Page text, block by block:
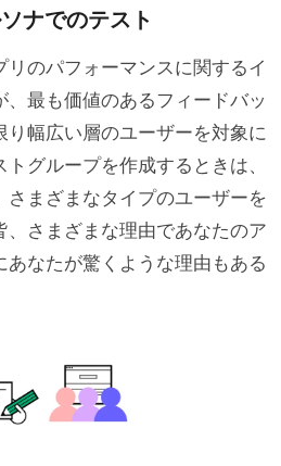
ナでのテスト
のパフォーマンスに関するイ
、最も価値のあるフィードバッ
り幅広い層のユーザーを対象に
グループを作成するときは、
まざまなタイプのユーザーを
さまざまな理由であなたのア
あなたが驚くような理由もある